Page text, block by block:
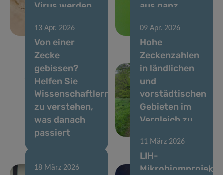
Virus werden
verstärkt
aus ganz
nachgewiesen
13 Apr. 2026
Von einer
Zecke
gebissen?
Helfen Sie
Wissenschaftlern
zu verstehen,
was danach
passiert
09 Apr. 2026
Hohe
Zeckenzahlen
in ländlichen
und
vorstädtischen
Gebieten im
Vergleich zu
18 März 2026
11 März 2026
LIH-
Mikrobiomprojekt